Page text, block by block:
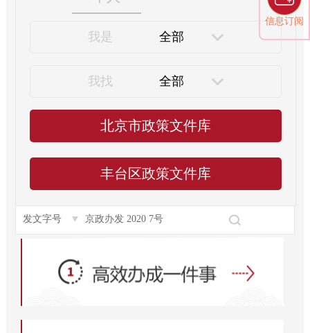
信息订阅
我是 全部
我找 全部
北京市政策文件库
丰台区政策文件库